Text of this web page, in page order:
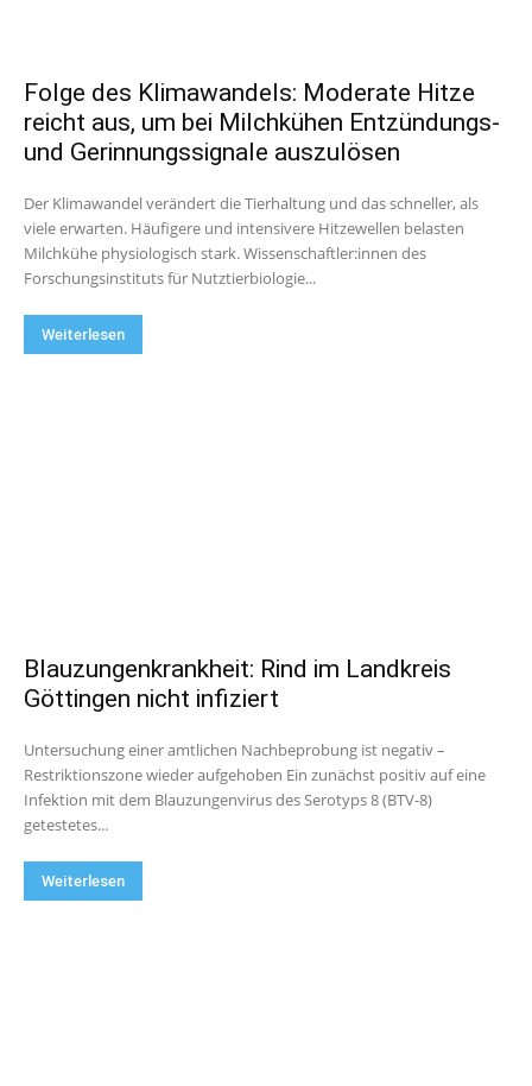
Folge des Klimawandels: Moderate Hitze
reicht aus, um bei Milchkühen Entzündungs-
und Gerinnungssignale auszulösen
Der Klimawandel verändert die Tierhaltung und das schneller, als
viele erwarten. Häufigere und intensivere Hitzewellen belasten
Milchkühe physiologisch stark. Wissenschaftler:innen des
Forschungsinstituts für Nutztierbiologie...
Weiterlesen
Blauzungenkrankheit: Rind im Landkreis
Göttingen nicht infiziert
Untersuchung einer amtlichen Nachbeprobung ist negativ –
Restriktionszone wieder aufgehoben Ein zunächst positiv auf eine
Infektion mit dem Blauzungenvirus des Serotyps 8 (BTV-8)
getestetes...
Weiterlesen